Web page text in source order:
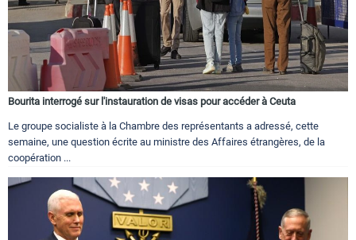
Bourita interrogé sur l'instauration de visas pour accéder à Ceuta
Le groupe socialiste à la Chambre des représentants a adressé, cette
semaine, une question écrite au ministre des Affaires étrangères, de la
coopération ...